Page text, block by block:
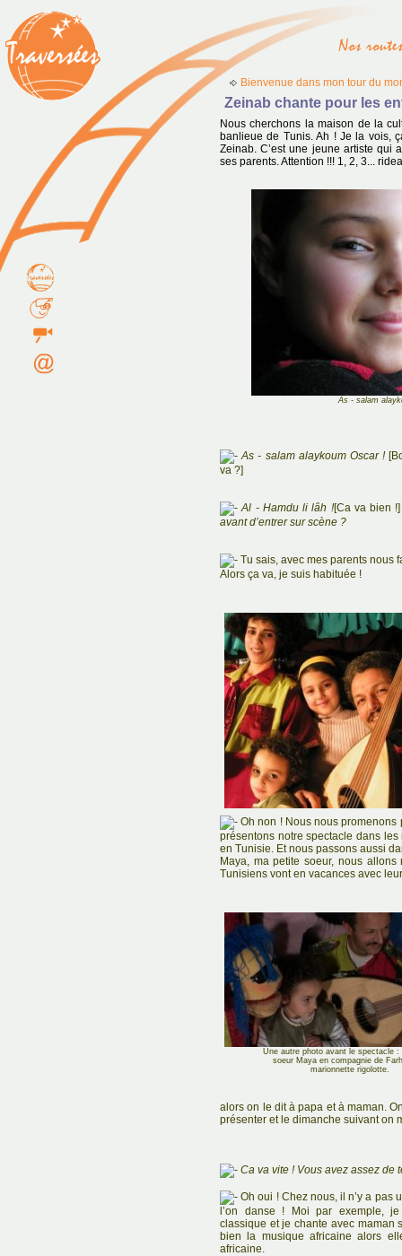
Bienvenue dans mon tour du
Zeinab chante pour les
Nous cherchons la maison de la
banlieue de Tunis. Ah ! Je la vois,
Zeinab. C’est une jeune artiste qui
ses parents. Attention !!! 1, 2, 3...
As - salam
As - salam alaykoum Oscar !
va ?]
Al - Hamdu li lâh ![Ca va bien
avant d’entrer sur scène ?
Tu sais, avec mes parents nous
Alors ça va, je suis habituée !
Oh non ! Nous nous promenons
présentons notre spectacle dans
en Tunisie. Et nous passons aussi
Maya, ma petite soeur, nous
Tunisiens vont en vacances avec
Une autre photo avant le spectacle :
soeur Maya en compagnie de
marionnette rigolotte.
alors on le dit à papa et à maman.
présenter et le dimanche suivant on
Ca va vite ! Vous avez assez de
Oh oui ! Chez nous, il n’y a pas
l’on danse ! Moi par exemple,
classique et je chante avec maman
bien la musique africaine alors
africaine.